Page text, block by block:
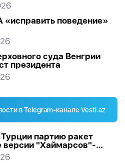
поведение»
суда Венгрии
президента
в Telegram-канале Vesti.az
партию ракет
версии "Хаймарсов"-